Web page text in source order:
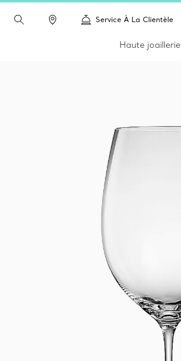
Service À La Clientèle
Haute joaillerie